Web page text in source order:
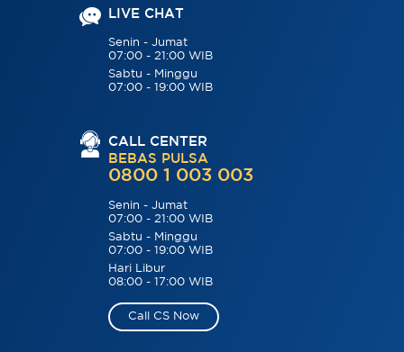
LIVE CHAT
Senin - Jumat
07:00 - 21:00 WIB
Sabtu - Minggu
07:00 - 19:00 WIB
CALL CENTER
BEBAS PULSA
0800 1 003 003
Senin - Jumat
07:00 - 21:00 WIB
Sabtu - Minggu
07:00 - 19:00 WIB
Hari Libur
08:00 - 17:00 WIB
Call CS Now